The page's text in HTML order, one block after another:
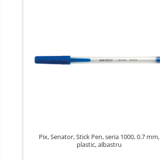
Index autoadeziv
Pix, Senator, Stick Pen, seria 1000, 0.7 mm,
plastic, albastru